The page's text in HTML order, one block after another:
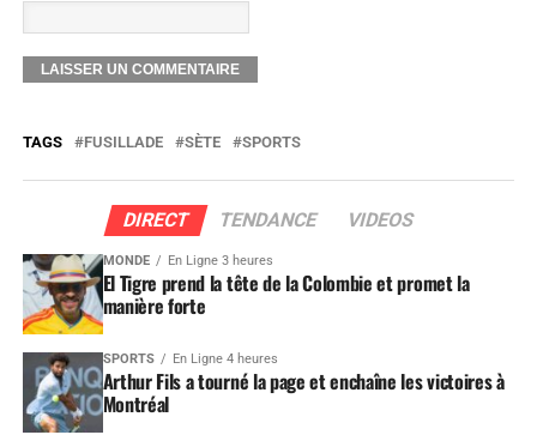
TAGS FUSILLADE SÈTE SPORTS
DIRECT TENDANCE VIDEOS
MONDE En Ligne 3 heures
El Tigre prend la tête de la Colombie et promet la
manière forte
SPORTS En Ligne 4 heures
Arthur Fils a tourné la page et enchaîne les victoires à
Montréal